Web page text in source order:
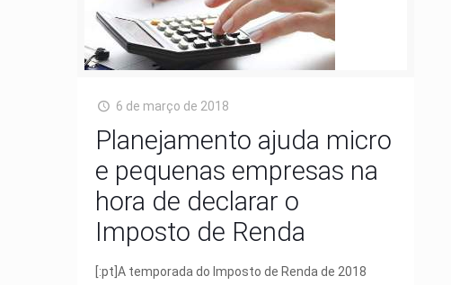
6 de março de 2018
Planejamento ajuda micro
e pequenas empresas na
hora de declarar o
Imposto de Renda
[:pt]A temporada do Imposto de Renda de 2018